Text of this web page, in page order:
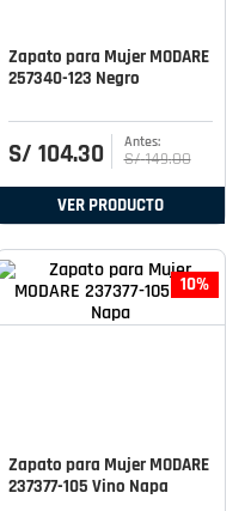
Zapato para Mujer MODARE
257340-123 Negro
S/ 104.30 S/ 149.00
VER PRODUCTO
10%
Zapato para Mujer MODARE
237377-105 Vino Napa